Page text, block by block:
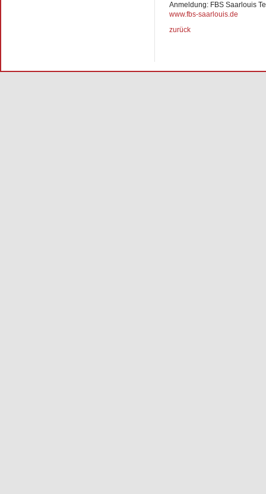
Anmeldung: FBS Saarlouis
www.fbs-saarlouis.de
zurück